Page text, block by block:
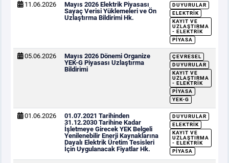
11.06.2026
Mayıs 2026 Elektrik Piyasası
Sayaç Verisi Yüklemeleri ve Ön
Uzlaştırma Bildirimi Hk.
DUYURULAR
ELEKTRIK
KAYIT VE
UZLAŞTIRMA
- ELEKTRIK
PIYASA
05.06.2026
Mayıs 2026 Dönemi Organize
YEK-G Piyasası Uzlaştırma
Bildirimi
ÇEVRESEL
DUYURULAR
KAYIT VE
UZLAŞTIRMA
- ELEKTRIK
PIYASA
YEK-G
01.06.2026
01.07.2021 Tarihinden
31.12.2030 Tarihine Kadar
İşletmeye Girecek YEK Belgeli
Yenilenebilir Enerji Kaynaklarına
Dayalı Elektrik Üretim Tesisleri
İçin Uygulanacak Fiyatlar Hk.
DUYURULAR
ELEKTRIK
KAYIT VE
UZLAŞTIRMA
- ELEKTRIK
PIYASA